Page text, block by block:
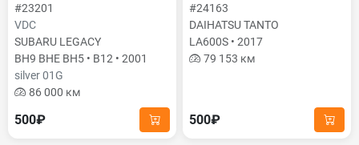
#23201
VDC
SUBARU LEGACY
BH9 BHE BH5 • B12 • 2001
silver 01G
86 000 км
500₽
#24163
DAIHATSU TANTO
LA600S • 2017
79 153 км
500₽